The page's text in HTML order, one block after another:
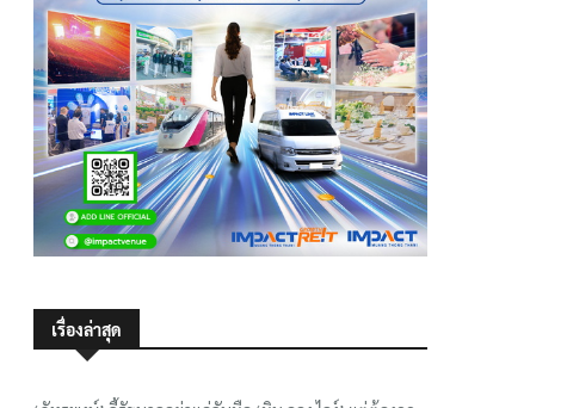
เรื่องล่าสุด